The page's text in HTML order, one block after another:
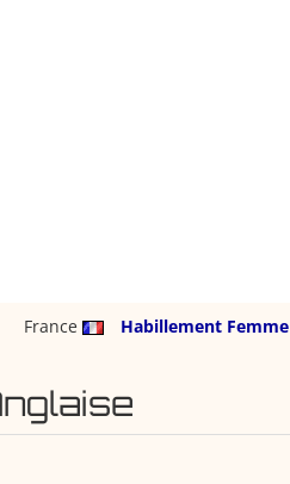
France Habillement Femme